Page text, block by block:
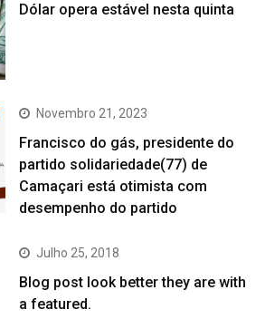
Dólar opera estável nesta quinta
Novembro 21, 2023
Francisco do gás, presidente do
partido solidariedade(77) de
Camaçari está otimista com
desempenho do partido
Julho 25, 2018
Blog post look better they are with
a featured.